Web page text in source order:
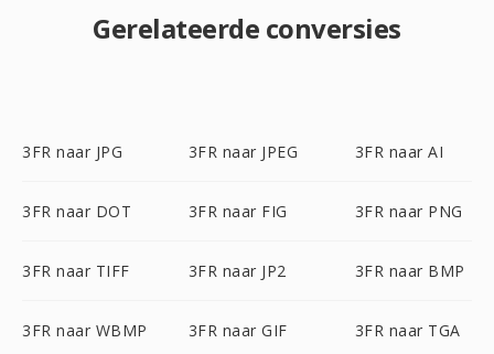
Gerelateerde conversies
3FR naar JPG 3FR naar JPEG 3FR naar AI
3FR naar DOT 3FR naar FIG 3FR naar PNG
3FR naar TIFF 3FR naar JP2 3FR naar BMP
3FR naar WBMP 3FR naar GIF 3FR naar TGA